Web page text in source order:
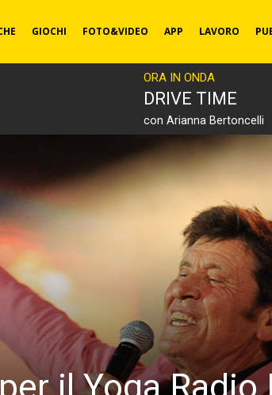
GIOCHI FOTO&VIDEO APP LAVORO
ORA IN ONDA
DRIVE TIME
con Arianna Bertoncelli